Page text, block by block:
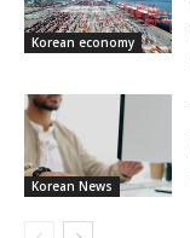
Korean economy
Korean News